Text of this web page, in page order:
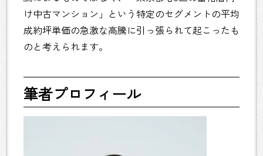
け中古マンション」という特定のセグメントの平均
成約坪単価の急激な高騰に引っ張られて起こったも
のと考えられます。
筆者プロフィール